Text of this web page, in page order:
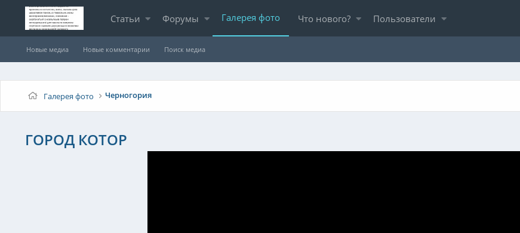
Статьи Форумы Галерея фото Что нового? Пользователи
Новые медиа Новые комментарии Поиск медиа
Галерея фото Черногория
ГОРОД КОТОР